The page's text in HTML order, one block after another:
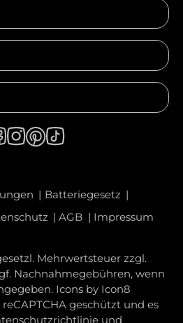
Batteriegesetz
AGB Impressum
Mehrwertsteuer zzgl.
Nachnahmegebühren, wenn
Icons by Icon8
geschützt und es
und